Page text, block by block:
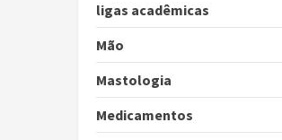
ligas acadêmicas
Mão
Mastologia
Medicamentos